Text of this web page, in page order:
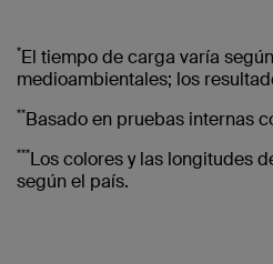
*El tiempo de carga varía
medioambientales; los
**Basado en pruebas internas
***Los colores y las longitudes
según el país.